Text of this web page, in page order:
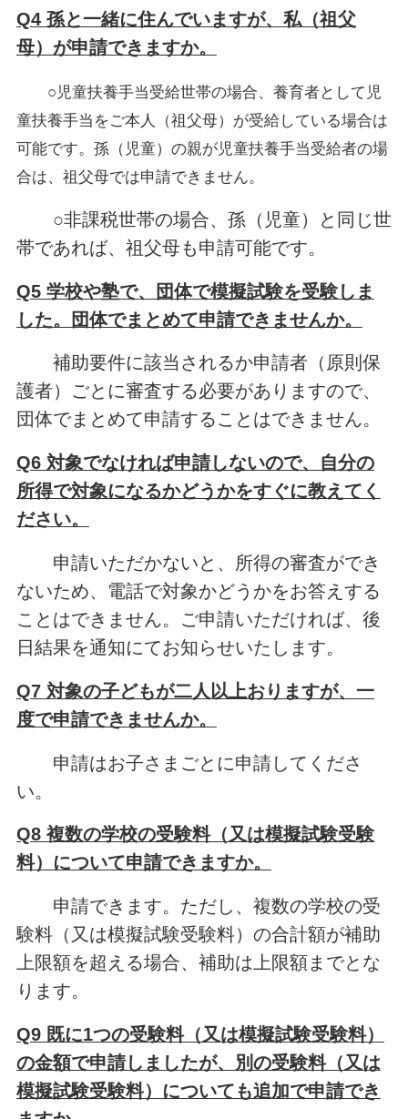
Q4 孫と一緒に住んでいますが、私（祖父
母）が申請できますか。
○児童扶養手当受給世帯の場合、養育者として児
童扶養手当をご本人（祖父母）が受給している場合は
可能です。孫（児童）の親が児童扶養手当受給者の場
合は、祖父母では申請できません。
○非課税世帯の場合、孫（児童）と同じ世
帯であれば、祖父母も申請可能です。
Q5 学校や塾で、団体で模擬試験を受験しま
した。団体でまとめて申請できませんか。
補助要件に該当されるか申請者（原則保
護者）ごとに審査する必要がありますので、
団体でまとめて申請することはできません。
Q6 対象でなければ申請しないので、自分の
所得で対象になるかどうかをすぐに教えてく
ださい。
申請いただかないと、所得の審査ができ
ないため、電話で対象かどうかをお答えする
ことはできません。ご申請いただければ、後
日結果を通知にてお知らせいたします。
Q7 対象の子どもが二人以上おりますが、一
度で申請できませんか。
申請はお子さまごとに申請してくださ
い。
Q8 複数の学校の受験料（又は模擬試験受験
料）について申請できますか。
申請できます。ただし、複数の学校の受
験料（又は模擬試験受験料）の合計額が補助
上限額を超える場合、補助は上限額までとな
ります。
Q9 既に1つの受験料（又は模擬試験受験料）
の金額で申請しましたが、別の受験料（又は
模擬試験受験料）についても追加で申請でき